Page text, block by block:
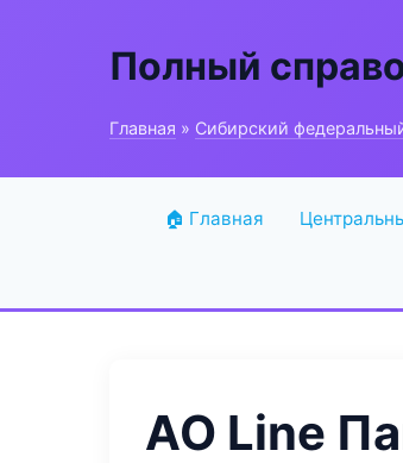
Полный
Главная » Сибирский
🏠 Главная
АО Line